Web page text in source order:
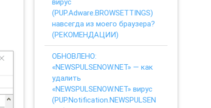
(PUP.Adware.BROWSETTINGS)
навсегда из моего браузера?
(РЕКОМЕНДАЦИИ)
ОБНОВЛЕНО:
«NEWSPULSENOW.NET» — как
удалить
«NEWSPULSENOW.NET» вирус
(PUP.Notification.NEWSPULSEN